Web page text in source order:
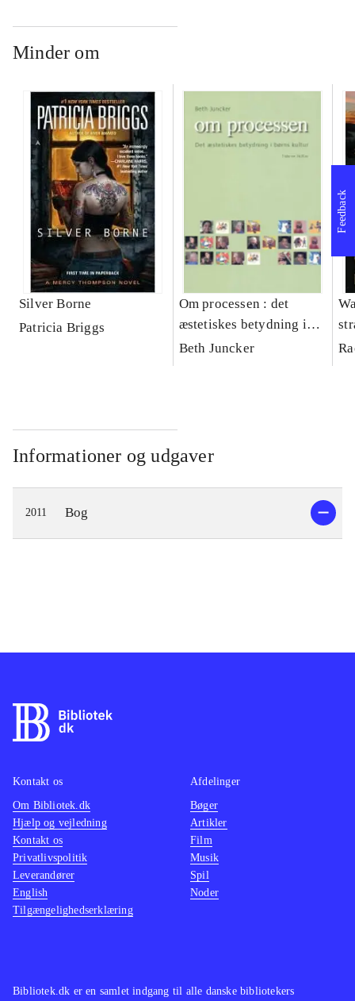
Minder om
Silver Borne
Patricia Briggs
Om processen : det
æstetiskes betydning i
børns kultur
Beth Juncker
Informationer og udgaver
2011 Bog
Feedback
Bibliotek.dk er en samlet indgang til alle danske bibliotekers
Kontakt os
Om Bibliotek.dk
Hjælp og vejledning
Kontakt os
Privatlivspolitik
Leverandører
English
Tilgængelighedserklæring
Afdelinger
Bøger
Artikler
Film
Musik
Spil
Noder